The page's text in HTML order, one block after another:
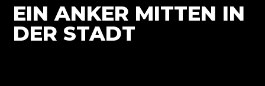
EIN ANKER MITTEN IN
DER STADT